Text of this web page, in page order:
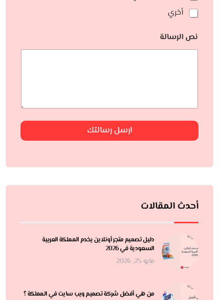
أخري
نص الرسالة
ارسل رسالتك
أحدث المقالات
دليل تصميم متجر أونلاين يخدم المملكة العربية
السعودية في 2026
مايو 25, 2026
من هي أفضل شركة تصميم ويب سايت في المملكة ؟